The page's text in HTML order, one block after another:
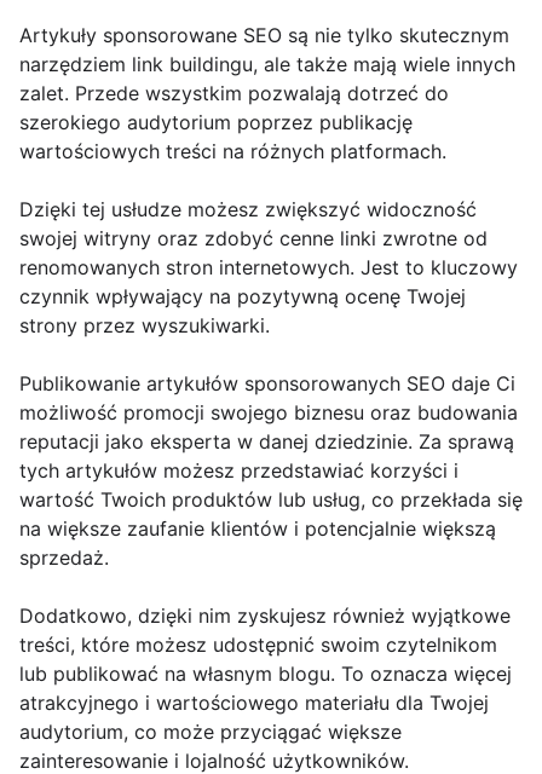
Artykuły sponsorowane SEO są nie tylko skutecznym
narzędziem link buildingu, ale także mają wiele innych
zalet. Przede wszystkim pozwalają dotrzeć do
szerokiego audytorium poprzez publikację
wartościowych treści na różnych platformach.
Dzięki tej usłudze możesz zwiększyć widoczność
swojej witryny oraz zdobyć cenne linki zwrotne od
renomowanych stron internetowych. Jest to kluczowy
czynnik wpływający na pozytywną ocenę Twojej
strony przez wyszukiwarki.
Publikowanie artykułów sponsorowanych SEO daje Ci
możliwość promocji swojego biznesu oraz budowania
reputacji jako eksperta w danej dziedzinie. Za sprawą
tych artykułów możesz przedstawiać korzyści i
wartość Twoich produktów lub usług, co przekłada się
na większe zaufanie klientów i potencjalnie większą
sprzedaż.
Dodatkowo, dzięki nim zyskujesz również wyjątkowe
treści, które możesz udostępnić swoim czytelnikom
lub publikować na własnym blogu. To oznacza więcej
atrakcyjnego i wartościowego materiału dla Twojej
audytorium, co może przyciągać większe
zainteresowanie i lojalność użytkowników.